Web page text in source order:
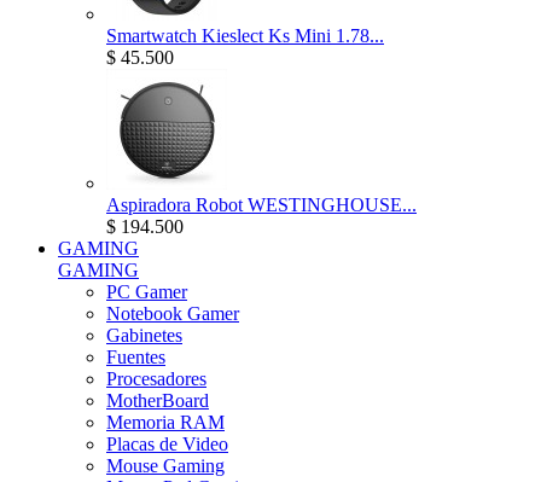
Smartwatch Kieslect Ks Mini 1.78...
$ 45.500
Aspiradora Robot WESTINGHOUSE...
$ 194.500
GAMING
GAMING
PC Gamer
Notebook Gamer
Gabinetes
Fuentes
Procesadores
MotherBoard
Memoria RAM
Placas de Video
Mouse Gaming